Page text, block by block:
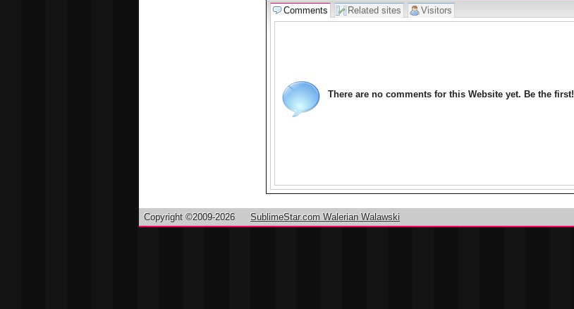
Comments Related sites Visitors
There are no comments for this Website yet. Be the first!
Copyright ©2009-2026 SublimeStar.com Walerian Walawski